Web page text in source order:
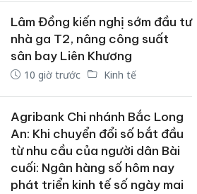
Lâm Đồng kiến nghị sớm đầu tư
nhà ga T2, nâng công suất
sân bay Liên Khương
10 giờ trước Kinh tế
Agribank Chi nhánh Bắc Long
An: Khi chuyển đổi số bắt đầu
từ nhu cầu của người dân Bài
cuối: Ngân hàng số hôm nay
phát triển kinh tế số ngày mai